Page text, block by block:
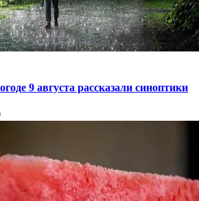
9 августа рассказали синоптики